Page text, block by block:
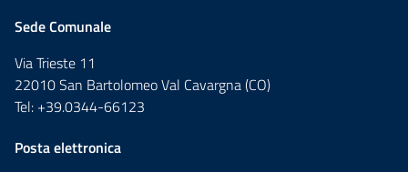
Sede Comunale
Via Trieste 11
22010 San Bartolomeo Val Cavargna (CO)
Tel: +39.0344-66123
Posta elettronica